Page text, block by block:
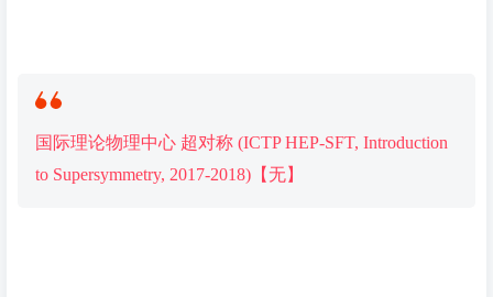
国际理论物理中心 超对称 (ICTP HEP-SFT, Introduction
to Supersymmetry, 2017-2018)【无】